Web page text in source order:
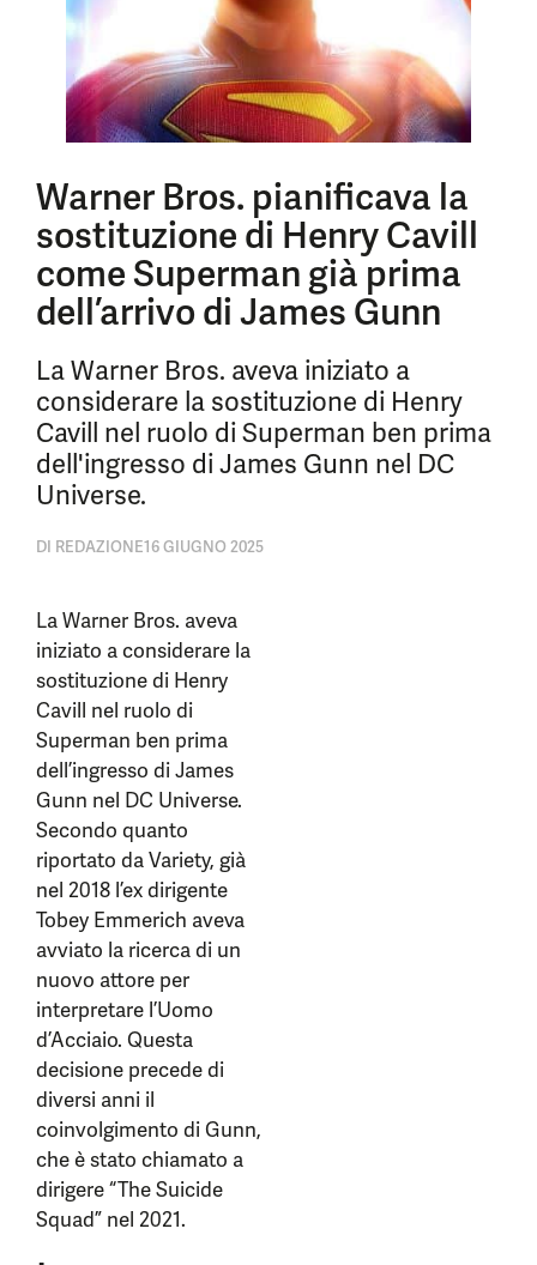
Warner Bros. pianificava la
sostituzione di Henry Cavill
come Superman già prima
dell’arrivo di James Gunn
La Warner Bros. aveva iniziato a
considerare la sostituzione di Henry
Cavill nel ruolo di Superman ben prima
dell'ingresso di James Gunn nel DC
Universe.
DI REDAZIONE16 GIUGNO 2025
La Warner Bros. aveva
iniziato a considerare la
sostituzione di Henry
Cavill nel ruolo di
Superman ben prima
dell’ingresso di James
Gunn nel DC Universe.
Secondo quanto
riportato da Variety, già
nel 2018 l’ex dirigente
Tobey Emmerich aveva
avviato la ricerca di un
nuovo attore per
interpretare l’Uomo
d’Acciaio. Questa
decisione precede di
diversi anni il
coinvolgimento di Gunn,
che è stato chiamato a
dirigere “The Suicide
Squad” nel 2021.